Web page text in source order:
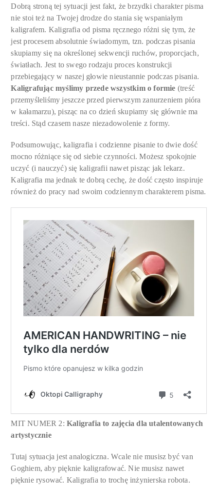
Dobrą stroną tej sytuacji jest fakt, że brzydki charakter pisma
nie stoi też na Twojej drodze do stania się wspaniałym
kaligrafem. Kaligrafia od pisma ręcznego różni się tym, że
jest procesem absolutnie świadomym, tzn. podczas pisania
skupiamy się na określonej sekwencji ruchów, proporcjach,
światłach. Jest to swego rodzaju proces konstrukcji
przebiegający w naszej głowie nieustannie podczas pisania.
Kaligrafując myślimy przede wszystkim o formie (treść
przemyśleliśmy jeszcze przed pierwszym zanurzeniem pióra
w kałamarzu), pisząc na co dzień skupiamy się głównie ma
treści. Stąd czasem nasze niezadowolenie z formy.
Podsumowując, kaligrafia i codzienne pisanie to dwie dość
mocno różniące się od siebie czynności. Możesz spokojnie
uczyć (i nauczyć) się kaligrafii nawet pisząc jak lekarz.
Kaligrafia ma jednak te dobrą cechę, że dość często inspiruje
również do pracy nad swoim codziennym charakterem pisma.
MIT NUMER 2:Kaligrafia to zajęcia dla utalentowanych
artystycznie
Tutaj sytuacja jest analogiczna. Wcale nie musisz być van
Goghiem, aby pięknie kaligrafować. Nie musisz nawet
pięknie rysować. Kaligrafia to trochę inżynierska robota.